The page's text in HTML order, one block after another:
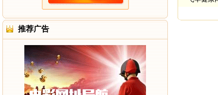
推荐广告